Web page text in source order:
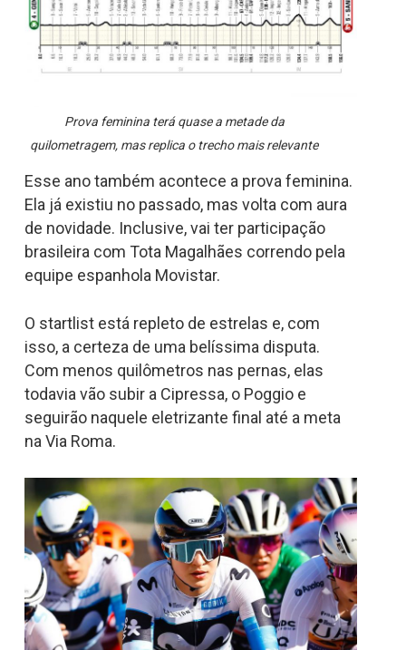
Prova feminina terá quase a metade da
quilometragem, mas replica o trecho mais relevante
Esse ano também acontece a prova feminina.
Ela já existiu no passado, mas volta com aura
de novidade. Inclusive, vai ter participação
brasileira com Tota Magalhães correndo pela
equipe espanhola Movistar.
O startlist está repleto de estrelas e, com
isso, a certeza de uma belíssima disputa.
Com menos quilômetros nas pernas, elas
todavia vão subir a Cipressa, o Poggio e
seguirão naquele eletrizante final até a meta
na Via Roma.